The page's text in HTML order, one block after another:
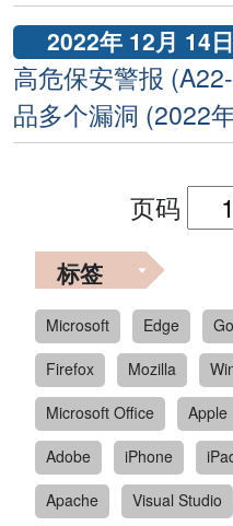
2022年 12月 14日
高危保安警报
品多个漏洞 (2022
页码
标签
Microsoft Edge
Firefox
Mozilla
Microsoft Office
Apple
Adobe
iPhone
Apache
Visual Studio